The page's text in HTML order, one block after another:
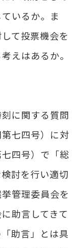
いるか。ま
て投票機会を
えはあるか。
に関する質問
七四号）に対
四号）で「総
討を行い適切
管理委員会を
助言してきて
助言」とは具